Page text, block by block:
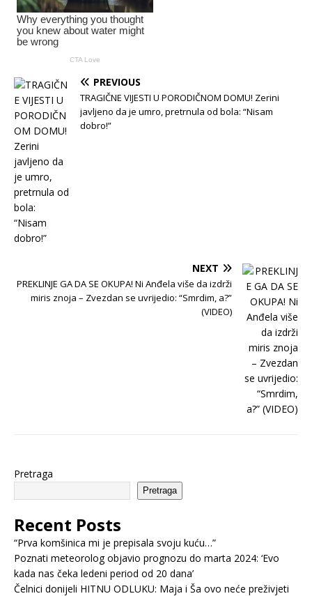
PREVIOUS
TRAGIČNE VIJESTI U PORODIČNOM DOMU! Zerini
javljeno da je umro, pretrnula od bola: “Nisam
dobro!”
NEXT
PREKLINJE GA DA SE OKUPA! Ni Anđela više da izdrži
miris znoja – Zvezdan se uvrijedio: “Smrdim, a?”
(VIDEO)
Pretraga
Pretraga
Recent Posts
“Prva komšinica mi je prepisala svoju kuću…”
Poznati meteorolog objavio prognozu do marta 2024: ‘Evo
kada nas čeka ledeni period od 20 dana’
Čelnici donijeli HITNU ODLUKU: Maja i Ša ovo neće preživjeti